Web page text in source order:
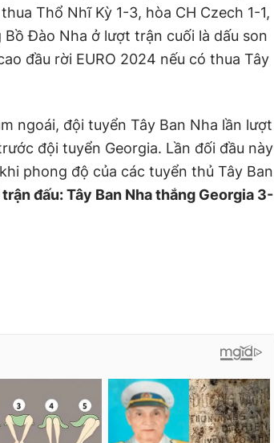
Thổ Nhĩ Kỳ 1-3, hòa CH Czech 1-1,
Đào Nha ở lượt trận cuối là dấu son
đầu rời EURO 2024 nếu có thua Tây
ngoái, đội tuyển Tây Ban Nha lần lượt
đội tuyển Georgia. Lần đối đầu này
phong độ của các tuyển thủ Tây Ban
đấu: Tây Ban Nha thắng Georgia 3-